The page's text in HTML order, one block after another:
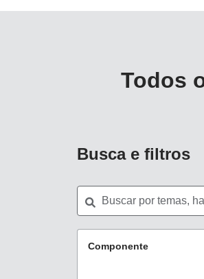
Todos
Busca e filtros
Componente